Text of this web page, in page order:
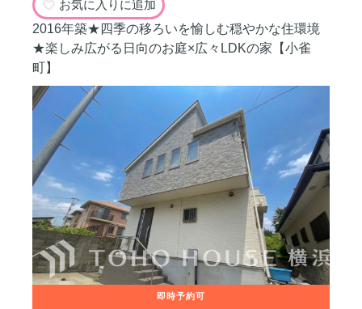
お気に入りに追加
2016年築★四季の移ろいを愉しむ穏やかな住環境
★楽しみ広がる日向のお庭×広々LDKの家【小雀
町】